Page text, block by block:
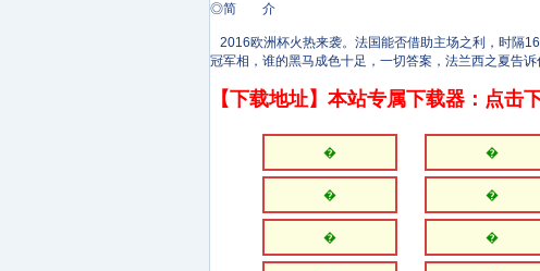
◎简 介
2016欧洲杯火热来袭。法国能否借助主场之利，时隔
冠军相，谁的黑马成色十足，一切答案，法兰西之夏告诉
【下载地址】本站专属下载器：点击
� �
� �
� �